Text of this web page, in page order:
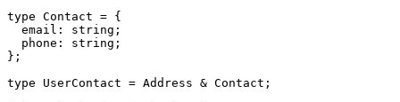
type Contact = {
  email: string;
  phone: string;
};
type UserContact = Address & Contact;